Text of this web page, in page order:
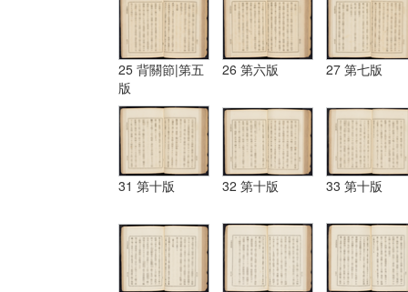
25 背關節|第五
版
26 第六版 27 第七版
31 第十版 32 第十版 33 第十版